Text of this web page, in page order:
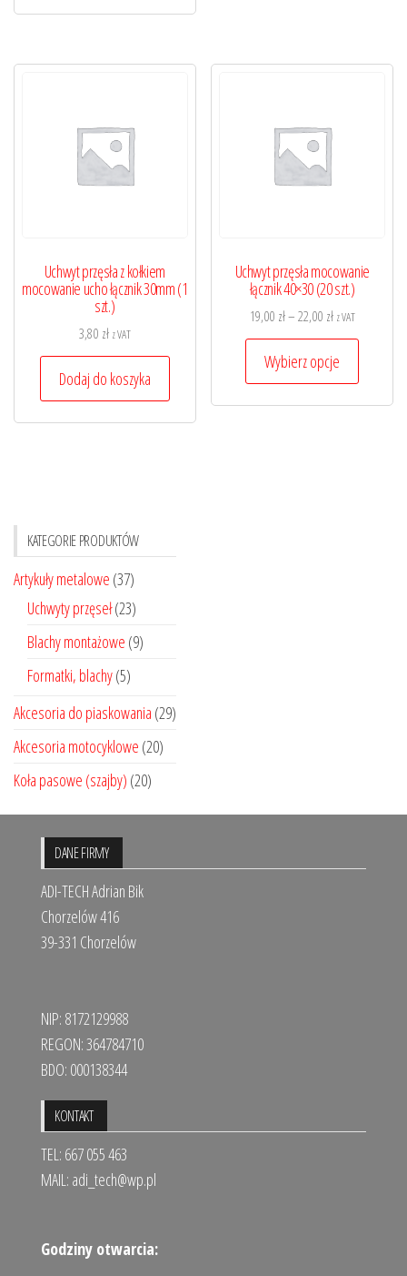
do
Uchwyt przęsła z kołkiem
mocowanie ucho łącznik 30mm (1
szt.)
3,80 zł z VAT
Dodaj do koszyka
Uchwyt przęsła mocowanie
łącznik 40×30 (20 szt.)
19,00 zł–22,00 złZakres
cen:
od
19,00 zł
do
z VAT
Wybierz opcje
Ten
KATEGORIE PRODUKTÓW
Artykuły metalowe (37)
Uchwyty przęseł(23)
Blachy montażowe (9)
Formatki, blachy(5)
Akcesoria do piaskowania (29)
Akcesoria motocyklowe (20)
Koła pasowe (szajby) (20)
DANE FIRMY
ADI-TECH Adrian Bik
Chorzelów 416
39-331 Chorzelów
NIP: 8172129988
REGON: 364784710
BDO: 000138344
KONTAKT
TEL: 667 055 463
MAIL: adi_tech@wp.pl
Godziny otwarcia: